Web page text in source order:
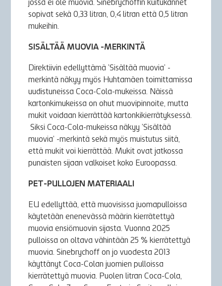
jossa ei ole muovia. Sinebrychoffin kuitukannet
sopivat sekä 0,33 litran, 0,4 litran että 0,5 litran
mukeihin.
SISÄLTÄÄ MUOVIA -MERKINTÄ
Direktiivin edellyttämä ’Sisältää muovia’ -
merkintä näkyy myös Huhtamäen toimittamissa
uudistuneissa Coca-Cola-mukeissa. Näissä
kartonkimukeissa on ohut muovipinnoite, mutta
mukit voidaan kierrättää kartonkikierrätyksessä.
Siksi Coca-Cola-mukeissa näkyy ’Sisältää
muovia’ -merkintä sekä myös muistutus siitä,
että mukit voi kierrättää. Mukit ovat jatkossa
punaisten sijaan valkoiset koko Euroopassa.
PET-PULLOJEN MATERIAALI
EU edellyttää, että muovisissa juomapulloissa
käytetään enenevässä määrin kierrätettyä
muovia ensiömuovin sijasta. Vuonna 2025
pulloissa on oltava vähintään 25 % kierrätettyä
muovia. Sinebrychoff on jo vuodesta 2013
käyttänyt Coca-Colan juomien pulloissa
kierrätettyä muovia. Puolen litran Coca-Cola,